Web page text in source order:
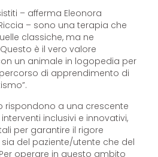
– afferma Eleonora
– sono una terapia che
classiche, ma ne
è il vero valore
un animale in logopedia per
di apprendimento di
rispondono a una crescente
inclusivi e innovativi,
per garantire il rigore
del paziente/utente che del
operare in questo ambito